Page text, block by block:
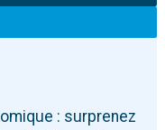
: surprenez